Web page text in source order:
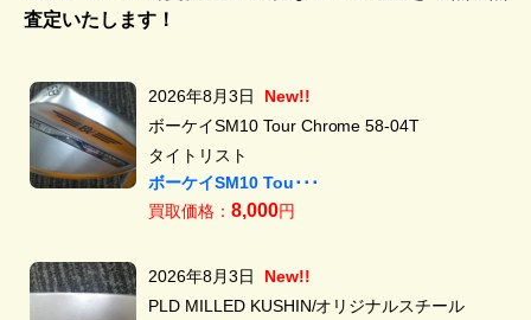
査定いたします！
2026年8月3日
New!!
ボーケイSM10 Tour Chrome 58-04T
タイトリスト
ボーケイSM10 Tou･･･
買取価格： 8,000円
2026年8月3日
New!!
PLD MILLED KUSHIN/オリジナルスチール